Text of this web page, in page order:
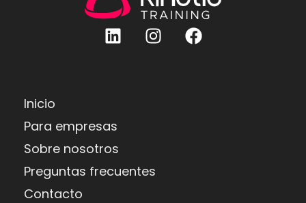
Inicio
Para empresas
Sobre nosotros
Preguntas frecuentes
Contacto